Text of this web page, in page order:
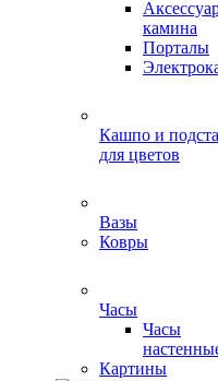
камина
Порталы
Кашпо и
для цветов
Вазы
Ковры
Часы
Часы
Картины